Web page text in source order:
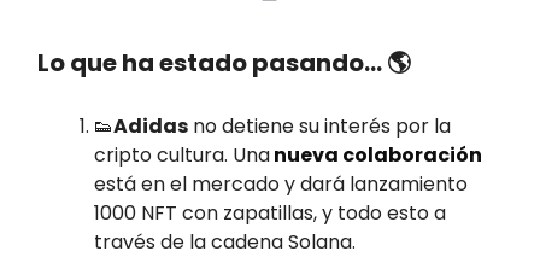
Lo que ha estado pasando… 🌎
👟Adidas no detiene su interés por la
cripto cultura. Unanueva colaboración
está en el mercado y dará lanzamiento
1000 NFT con zapatillas, y todo esto a
través de la cadena Solana.